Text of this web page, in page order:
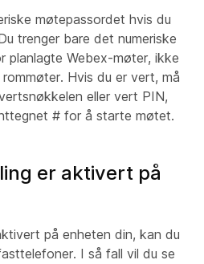
møtepassordet hvis du
trenger bare det numeriske
planlagte Webex-møter, ikke
Hvis du er vert, må
eller vert PIN,
# for å starte møtet.
er aktivert på
på enheten din, kan du
I så fall vil du se